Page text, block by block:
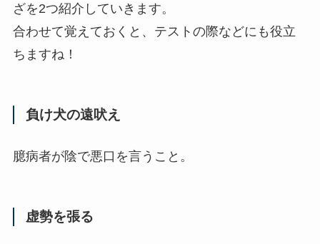
ざを2つ紹介していきます。
合わせて覚えておくと、テストの際などにも役立
ちますね！
負け犬の遠吠え
臆病者が陰で悪口を言うこと。
虚勢を張る